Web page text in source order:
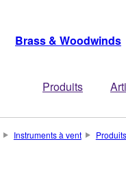
Brass & Woodwinds
Produits
Instruments à vent Produits